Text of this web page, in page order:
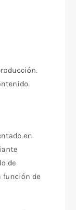
en
de
función de